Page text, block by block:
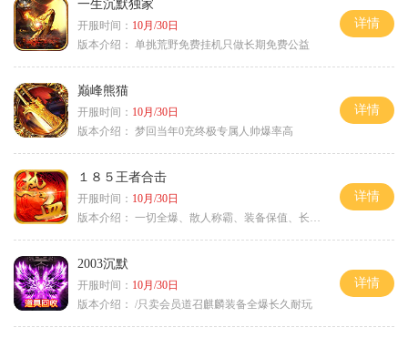
一生沉默独家
开服时间： 10月/30日
版本介绍： 单挑荒野免费挂机只做长期免费公益
详情
巅峰熊猫
开服时间： 10月/30日
版本介绍： 梦回当年0充终极专属人帅爆率高
详情
１８５王者合击
开服时间： 10月/30日
版本介绍： 一切全爆、散人称霸、装备保值、长期耐玩
详情
2003沉默
开服时间： 10月/30日
版本介绍： /只卖会员道召麒麟装备全爆长久耐玩
详情